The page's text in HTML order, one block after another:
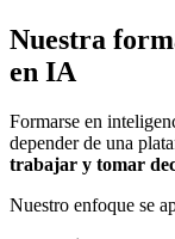
Nuestra
en IA
Formarse en
depender de una
trabajar y tomar
Nuestro enfoque se